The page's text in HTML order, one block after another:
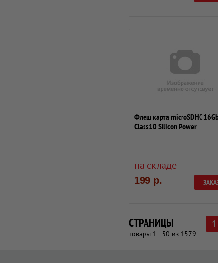
Флеш карта microSDHC 16Gb
Class10 Silicon Power
на складе
199 р.
СТРАНИЦЫ
товары 1—30 из 1579
1